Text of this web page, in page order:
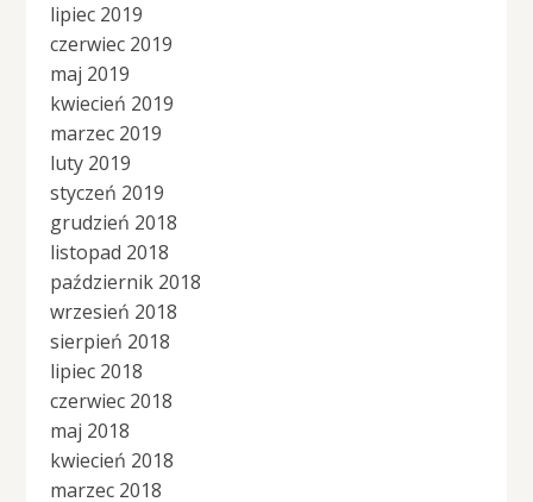
lipiec 2019
czerwiec 2019
maj 2019
kwiecień 2019
marzec 2019
luty 2019
styczeń 2019
grudzień 2018
listopad 2018
październik 2018
wrzesień 2018
sierpień 2018
lipiec 2018
czerwiec 2018
maj 2018
kwiecień 2018
marzec 2018